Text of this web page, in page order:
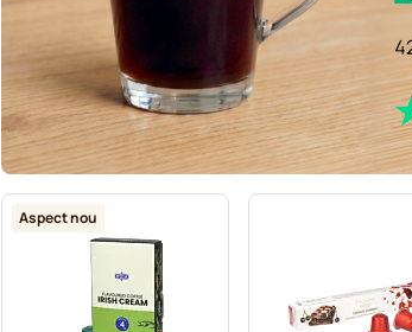
Aspect nou